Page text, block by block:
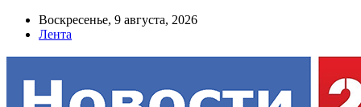
Воскресенье, 9 августа, 2026
Лента